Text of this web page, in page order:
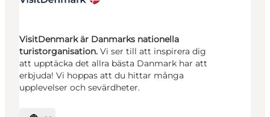
VisitDenmark är Danmarks nationella
turistorganisation. Vi ser till att inspirera dig
att upptäcka det allra bästa Danmark har att
erbjuda! Vi hoppas att du hittar många
upplevelser och sevärdheter.